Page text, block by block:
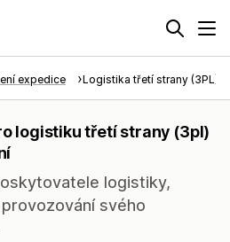
expedice Logistika třetí strany (3PL)
logistiku třetí strany (3pl)
logistiky,
svého